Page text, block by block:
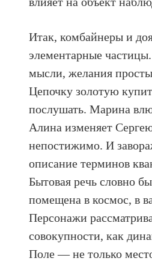
Итак, комбайнеры и
элементарные
мысли, желания
Цепочку золотую
послушать. Марина
Алина изменяет
непостижимо. И
описание терминов
Бытовая речь словно
помещена в космос, в
Персонажи
совокупности, как
Поле — не только